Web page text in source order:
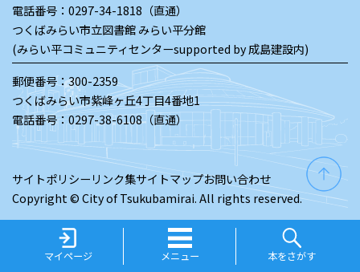
マイページ メニュー 本をさがす
電話番号： 0297-34-1818（直通）
つくばみらい市立図書館 みらい平分館
(みらい平コミュニティセンターsupported by 成島建設内)
郵便番号：300-2359
つくばみらい市紫峰ヶ丘4丁目4番地1
電話番号： 0297-38-6108（直通）
サイトポリシーリンク集サイトマップお問い合わせ
Copyright © City of Tsukubamirai. All rights reserved.